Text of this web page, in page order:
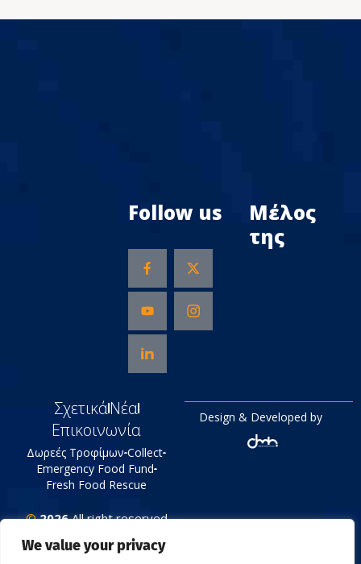
We value your privacy
Follow us
Μέλος
της
ΣχετικάΝέα
Επικοινωνία
Δωρεές Τροφίμων Collect
Emergency Food Fund
Fresh Food Rescue
© 2026All right reserved
Tράπεζα Τροφίμων
Πολιτική Απορρήτου
Design & Developed by